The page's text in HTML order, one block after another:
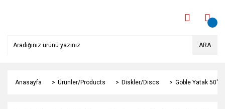
ARA
Anasayfa Ürünler/Products Diskler/Discs Goble Yatak